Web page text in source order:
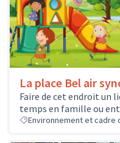
La place Bel air
Faire de cet endroit un
temps en famille ou
Environnement et cadre